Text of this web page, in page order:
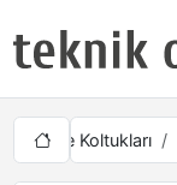
Bekleme Koltukları